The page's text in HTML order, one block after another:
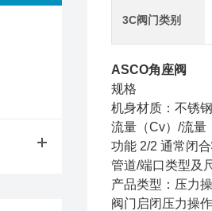
3C阀门类别
ASCO角座阀
规格
机身材质：不锈钢
流量（Cv）/流量
功能 2/2 通常闭
管道/端口类型及
产品类型：压力
阀门启闭压力操